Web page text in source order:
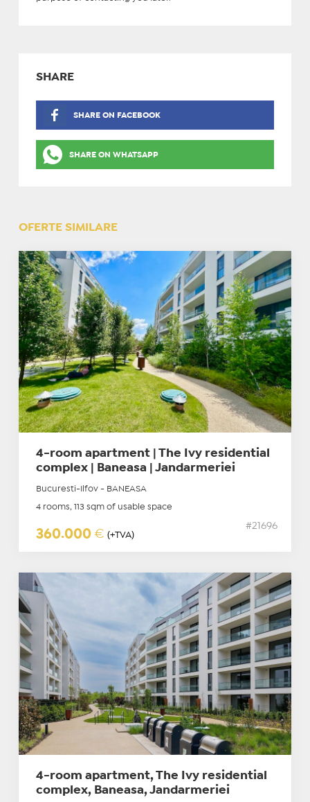
SHARE
SHARE ON FACEBOOK
SHARE ON WHATSAPP
OFERTE SIMILARE
4-room apartment | The Ivy residential
complex | Baneasa | Jandarmeriei
Bucuresti-Ilfov - BANEASA
4 rooms, 113 sqm of usable space
360.000 € (+TVA)
#21696
4-room apartment, The Ivy residential
complex, Baneasa, Jandarmeriei